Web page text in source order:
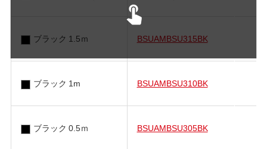
ブラック 1.5ｍ BSUAMBSU315BK
ブラック 1m BSUAMBSU310BK
ブラック 0.5ｍ BSUAMBSU305BK